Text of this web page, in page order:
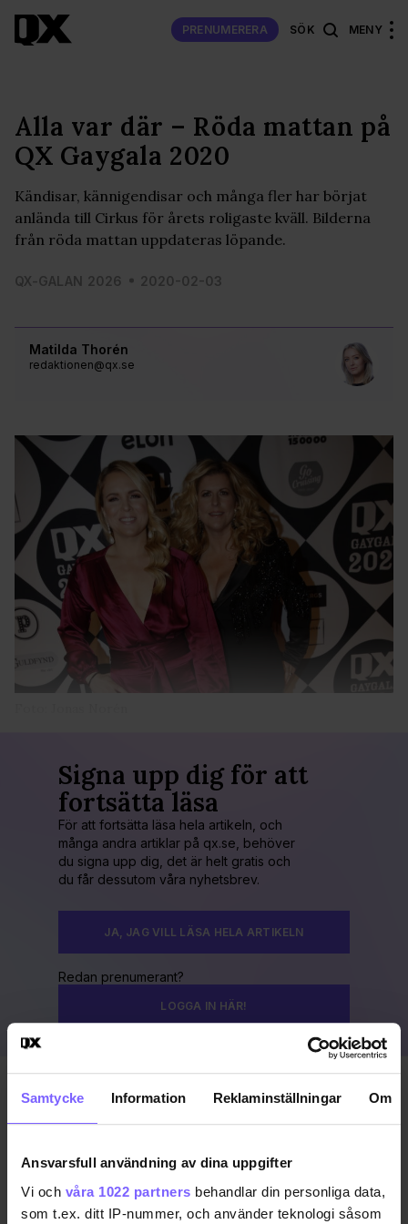
Samtycke Information Reklaminställningar Om
Ansvarsfull användning av dina uppgifter
Vi och våra 1022 partners behandlar din personliga data,
som t.ex. ditt IP-nummer, och använder teknologi såsom
PRENUMERERA SÖK MENY
Matilda Thorén
redaktionen@qx.se
Alla var där – Röda mattan på
QX Gaygala 2020
Kändisar, kännigendisar och många fler har börjat
anlända till Cirkus för årets roligaste kväll. Bilderna
från röda mattan uppdateras löpande.
QX-GALAN 2026 2020-02-03
Signa upp dig för att
fortsätta läsa
För att fortsätta läsa hela artikeln, och
många andra artiklar på qx.se, behöver
du signa upp dig, det är helt gratis och
du får dessutom våra nyhetsbrev.
JA, JAG VILL LÄSA HELA ARTIKELN
Redan prenumerant?
LOGGA IN HÄR!
Publicerad 2020-02-03
QX GAYGALA 2020